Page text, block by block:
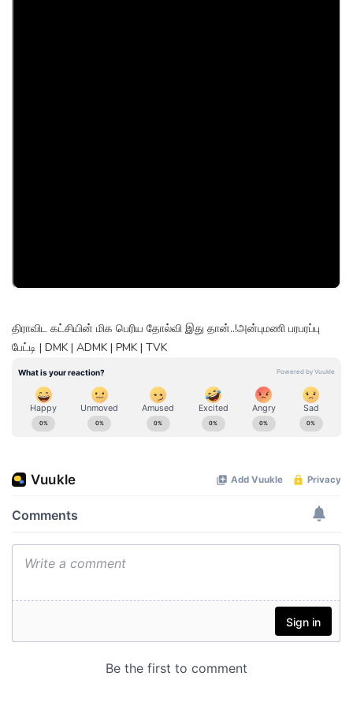
திராவிட கட்சியின் மிக பெரிய தோல்வி இது தான்..!அன்புமணி பரபரப்பு
பேட்டி | DMK | ADMK | PMK | TVK